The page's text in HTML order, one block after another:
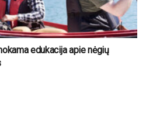
edukacija apie nėgių